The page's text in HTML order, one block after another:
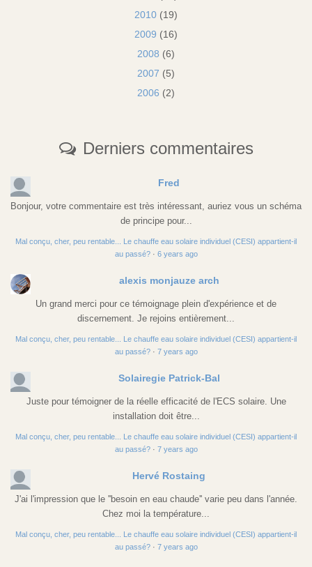
2010 (19)
2009 (16)
2008 (6)
2007 (5)
2006 (2)
Derniers commentaires
Fred
Bonjour, votre commentaire est très intéressant, auriez vous un schéma
de principe pour...
Mal conçu, cher, peu rentable... Le chauffe eau solaire individuel (CESI) appartient-il
au passé?· 6 years ago
alexis monjauze arch
Un grand merci pour ce témoignage plein d'expérience et de
discernement. Je rejoins entièrement...
Mal conçu, cher, peu rentable... Le chauffe eau solaire individuel (CESI) appartient-il
au passé?· 7 years ago
Solairegie Patrick-Bal
Juste pour témoigner de la réelle efficacité de l'ECS solaire. Une
installation doit être...
Mal conçu, cher, peu rentable... Le chauffe eau solaire individuel (CESI) appartient-il
au passé?· 7 years ago
Hervé Rostaing
J'ai l'impression que le ''besoin en eau chaude'' varie peu dans l'année.
Chez moi la température...
Mal conçu, cher, peu rentable... Le chauffe eau solaire individuel (CESI) appartient-il
au passé?· 7 years ago